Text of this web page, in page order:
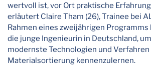
wertvoll ist, vor Ort praktische
erläutert Claire Tham (26), Trainee bei
Rahmen eines zweijährigen
die junge Ingenieurin in Deutschland,
modernste Technologien und Verfahren
Materialsortierung kennenzulernen.